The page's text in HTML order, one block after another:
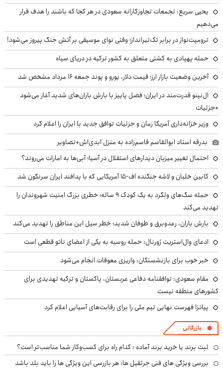
یحیی سریع: تجمعات تجاوزکارانه سعودی در هر کجا که باشند را هدف قرار
می‌دهیم
ترومپت‌نواز در برابر تک‌تیرانداز؛ وقتی نوای موسیقی بر آتش جنگ پیروز می‌شود!
حمله پهپادی به کشتی متعلق به کشور ترکیه در دریای سیاه
آخرین وضعیت بازار ارز؛ قیمت دلار، یورو و پوند جمعه ۱۶ مرداد مشخص شد
ال‌نینو قدرت‌مند در ایران؛ فصل پاییز با بارش باران‌های شدید آغاز می‌شود
+جزئیات
وزیر خزانه‌داری آمریکا زمان و جزئیات توافق جدید با ایران را اعلام کرد
بدرقه استاد ابوالقاسم قاسم‌زاده به منزل ابدی‌اش+تصاویر
احتمال تغییر میزبان دیدارهای استقلال در آسیا؛ آبی‌ها به امارات می‌روند؟
کابین خلبان و لاشه جنگنده اف-۱۵ آمریکایی که با پدافند ایران سرنگون شد
حمله سگ‌های ولگرد به یک کودک ۹ ساله؛ خطری بزرگ امنیت شهروندان را
تهدید می‌کند
بارش باران، رعدوبرق و طوفان شدید؛ خطر سیل این مناطق را تهدید می‌کند
ادعای وال‌استریت ژورنال: حمله روسیه به یکی از اعضای ناتو قطعی است
خبر خوب برای بازنشستگان: واریزی معوقات انجام می‌شود
مقام سعودی: توافقنامه دفاعی عربستان، پاکستان و ترکیه تهدیدی برای
کشورهای منطقه نیست
پیاتزا فهرست نهایی تیم ملی را برای رقابت‌های آسیایی اعلام کرد
بازرگانی
ثبت برند یا خرید برند آماده : کدام راه برای کسب‌وکار شما مناسب‌تر است؟
بررسی ویژگی های فنی جرثقیل ها: هر بازرسی این ویژگی ها را باید بلد باشد